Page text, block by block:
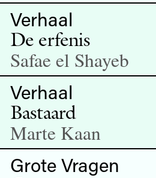
Verhaal
De erfenis
Safae el Shayeb
Verhaal
Bastaard
Marte Kaan
Grote Vragen